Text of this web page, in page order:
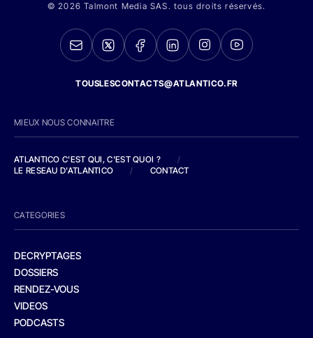
© 2026 Talmont Media SAS. tous droits réservés.
TOUSLESCONTACTS@ATLANTICO.FR
MIEUX NOUS CONNAITRE
ATLANTICO C'EST QUI, C'EST QUOI ?
/
LE RESEAU D'ATLANTICO
/ CONTACT
CATEGORIES
DECRYPTAGES
DOSSIERS
RENDEZ-VOUS
VIDEOS
PODCASTS